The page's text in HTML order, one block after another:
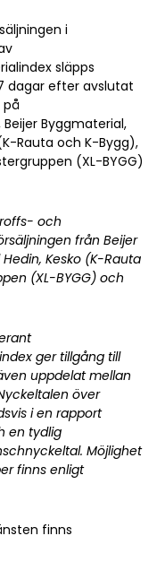
Sök artikel
i
släpps
dagar efter avslutat
på
Byggmaterial,
Rauta och K-Bygg),
(XL-BYGG)
och
från Beijer
Kesko (K-Rauta
(XL-BYGG) och
ger tillgång till
uppdelat mellan
över
i en rapport
en tydlig
Möjlighet
finns enligt
finns